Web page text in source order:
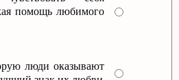
помощь любимого
люди оказывают